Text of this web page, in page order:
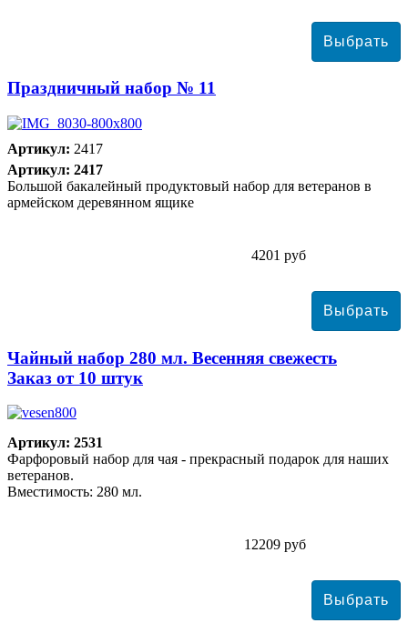
Праздничный набор № 11
Артикул: 2417
Артикул: 2417
Большой бакалейный продуктовый набор для ветеранов в
армейском деревянном ящике
4201 руб
Чайный набор 280 мл. Весенняя свежесть
Заказ от 10 штук
Артикул: 2531
Фарфоровый набор для чая - прекрасный подарок для наших
ветеранов.
Вместимость: 280 мл.
12209 руб